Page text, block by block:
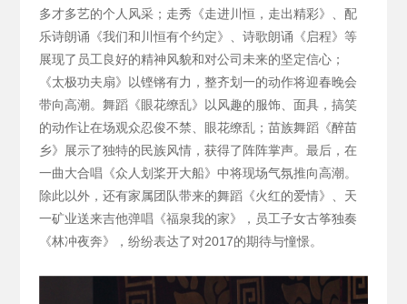
多才多艺的个人风采；走秀《走进川恒，走出精彩》、配
乐诗朗诵《我们和川恒有个约定》、诗歌朗诵《启程》等
展现了员工良好的精神风貌和对公司未来的坚定信心；
《太极功夫扇》以铿锵有力，整齐划一的动作将迎春晚会
带向高潮。舞蹈《眼花缭乱》以风趣的服饰、面具，搞笑
的动作让在场观众忍俊不禁、眼花缭乱；苗族舞蹈《醉苗
乡》展示了独特的民族风情，获得了阵阵掌声。最后，在
一曲大合唱《众人划桨开大船》中将现场气氛推向高潮。
除此以外，还有家属团队带来的舞蹈《火红的爱情》、天
一矿业送来吉他弹唱《福泉我的家》，员工子女古筝独奏
《林冲夜奔》，纷纷表达了对2017的期待与憧憬。